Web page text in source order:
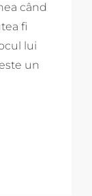
când
fi
lui
un